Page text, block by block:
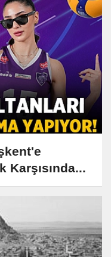
Karşısında...